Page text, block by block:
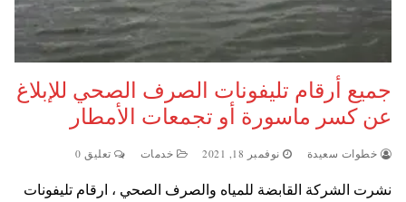
جميع أرقام تليفونات الصرف الصحي للإبلاغ
عن كسر ماسورة أو تجمعات الأمطار
خطوات سعيدة نوفمبر 18, 2021 خدمات تعليق 0
نشرت الشركة القابضة للمياه والصرف الصحي ، ارقام تليفونات